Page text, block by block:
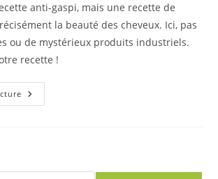
anti-gaspi, mais une recette de
la beauté des cheveux. Ici, pas
ou de mystérieux produits industriels.
recette !
R
Comme
Riz,